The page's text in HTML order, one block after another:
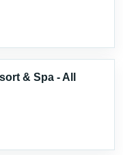
& Spa - All